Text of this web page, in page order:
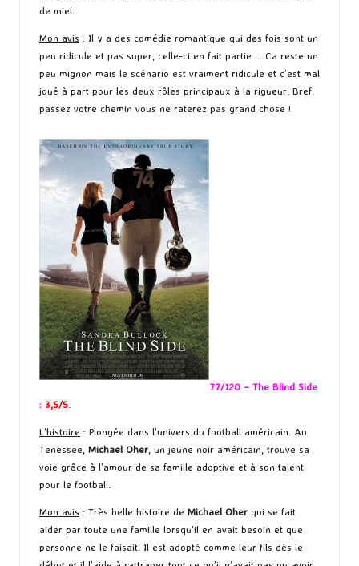
de miel.
Mon avis : Il y a des comédie romantique qui des fois sont un
peu ridicule et pas super, celle-ci en fait partie … Ca reste un
peu mignon mais le scénario est vraiment ridicule et c’est mal
joué à part pour les deux rôles principaux à la rigueur. Bref,
passez votre chemin vous ne raterez pas grand chose !
77/120 – The Blind Side
: 3,5/5
L’histoire : Plongée dans l’univers du football américain. Au
Tenessee, Michael Oher , un jeune noir américain, trouve sa
voie grâce à l’amour de sa famille adoptive et à son talent
pour le football.
Mon avis : Très belle histoire de Michael Oher qui se fait
aider par toute une famille lorsqu’il en avait besoin et que
personne ne le faisait. Il est adopté comme leur fils dès le